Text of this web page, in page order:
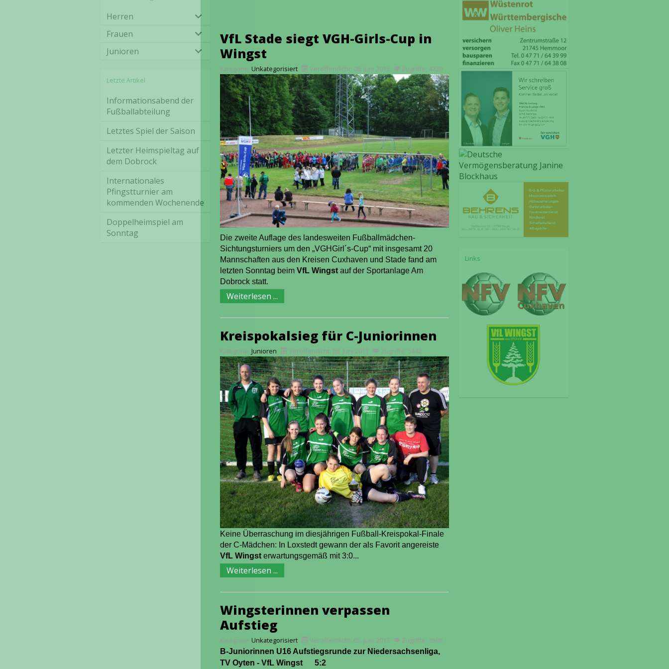
Herren
Frauen
Junioren
Letzte Artikel
Informationsabend der
Fußballabteilung
Letztes Spiel der Saison
Letzter Heimspieltag auf
dem Dobrock
Internationales
Pfingstturnier am
kommenden Wochenende
Doppelheimspiel am
Sonntag
VfL Stade siegt VGH-Girls-Cup in
Wingst
Kategorie: Unkategorisiert Veröffentlicht: 08. Juni 2013 Zugriffe: 4739
Die zweite Auflage des landesweiten Fußballmädchen-
Sichtungsturniers um den „VGHGirl´s-Cup“ mit insgesamt 20
Mannschaften aus den Kreisen Cuxhaven und Stade fand am
letzten Sonntag beim VfL Wingst auf der Sportanlage Am
Dobrock statt.
Weiterlesen ...
Kreispokalsieg für C-Juniorinnen
Kategorie: Junioren Veröffentlicht: 08. Juni 2013 Zugriffe: 5442
Keine Überraschung im diesjährigen Fußball-Kreispokal-Finale
der C-Mädchen: In Loxstedt gewann der als Favorit angereiste
VfL Wingst erwartungsgemäß mit 3:0...
Weiterlesen ...
Wingsterinnen verpassen
Aufstieg
Kategorie: Unkategorisiert Veröffentlicht: 05. Juni 2013 Zugriffe: 3508
B-Juniorinnen U16 Aufstiegsrunde zur Niedersachsenliga,
TV Oyten - VfL Wingst
5:2
Links